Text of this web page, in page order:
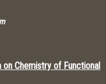
Chemistry of Functional